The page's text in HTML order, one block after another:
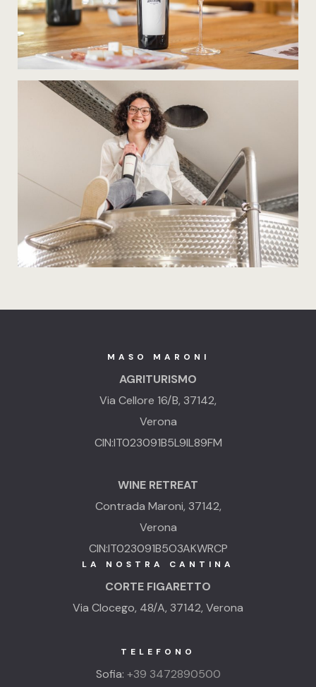
MASO MARONI
AGRITURISMO
Via Cellore 16/B, 37142,
Verona
CIN:IT023091B5L9IL89FM
WINE RETREAT
Contrada Maroni, 37142,
Verona
CIN:IT023091B5O3AKWRCP
LA NOSTRA CANTINA
CORTE FIGARETTO
Via Clocego, 48/A, 37142, Verona
TELEFONO
Sofia: +39 3472890500